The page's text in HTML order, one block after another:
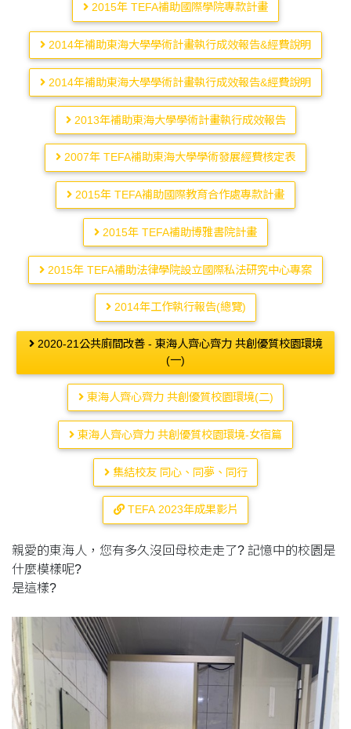
2015年 TEFA補助國際學院專款計畫
2014年補助東海大學學術計畫執行成效報告&經費說明
2014年補助東海大學學術計畫執行成效報告&經費說明
2013年補助東海大學學術計畫執行成效報告
2007年 TEFA補助東海大學學術發展經費核定表
2015年 TEFA補助國際教育合作處專款計畫
2015年 TEFA補助博雅書院計畫
2015年 TEFA補助法律學院設立國際私法研究中心專案
2014年工作執行報告(總覽)
2020-21公共廁間改善 - 東海人齊心齊力 共創優質校園環境
(一)
東海人齊心齊力 共創優質校園環境(二)
東海人齊心齊力 共創優質校園環境-女宿篇
集結校友 同心、同夢、同行
TEFA 2023年成果影片
親愛的東海人，您有多久沒回母校走走了? 記憶中的校園是
什麼模樣呢?
是這樣?